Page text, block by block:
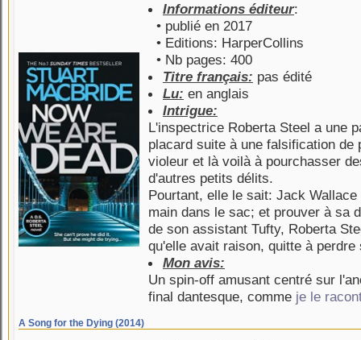
Informations éditeur:
• publié en 2017
• Editions: HarperCollins
• Nb pages: 400
Titre français: pas édité
Lu: en anglais
Intrigue:
L'inspectrice Roberta Steel a une
placard suite à une falsification
violeur et là voilà à pourchasser
d'autres petits délits.
Pourtant, elle le sait: Jack
main dans le sac; et prouver à sa
de son assistant Tufty, Roberta
qu'elle avait raison, quitte à
Mon avis:
Un spin-off amusant centré sur
final dantesque, comme je le
A Song for the Dying (2014)